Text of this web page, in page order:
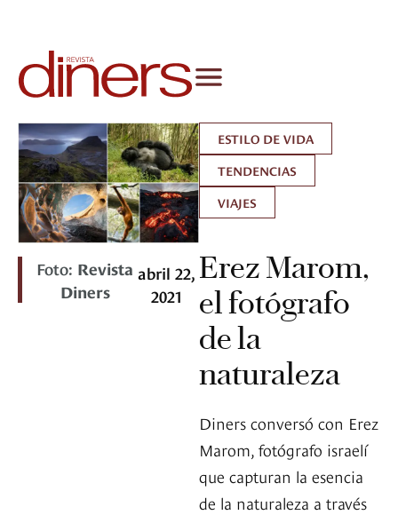
Foto: Revista
Diners
abril 22,
2021
ESTILO DE VIDA
TENDENCIAS
VIAJES
Erez Marom,
el fotógrafo
de la
naturaleza
Diners conversó con Erez
Marom, fotógrafo israelí
que capturan la esencia
de la naturaleza a través